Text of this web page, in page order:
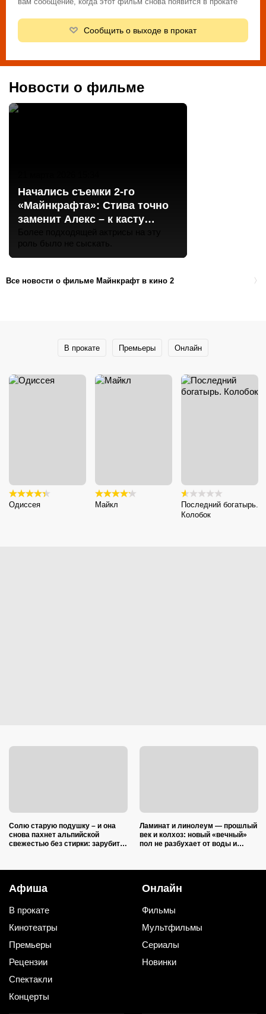
Сообщить о выходе в прокат
Новости о фильме
Начались съемки 2-го
«Майнкрафта»: Стива точно
заменит Алекс – к касту
Все новости о фильме Майнкрафт в кино 2
В прокате Премьеры Онлайн
Одиссея Майкл
Последний богатырь.
Колобок
Солю старую подушку – и она
снова пахнет альпийской
свежестью без стирки: зарубите
Ламинат и линолеум — прошлый
век и колхоз: новый «вечный»
пол не разбухает от воды и
Афиша
В прокате
Кинотеатры
Премьеры
Рецензии
Спектакли
Концерты
Онлайн
Фильмы
Мультфильмы
Сериалы
Новинки